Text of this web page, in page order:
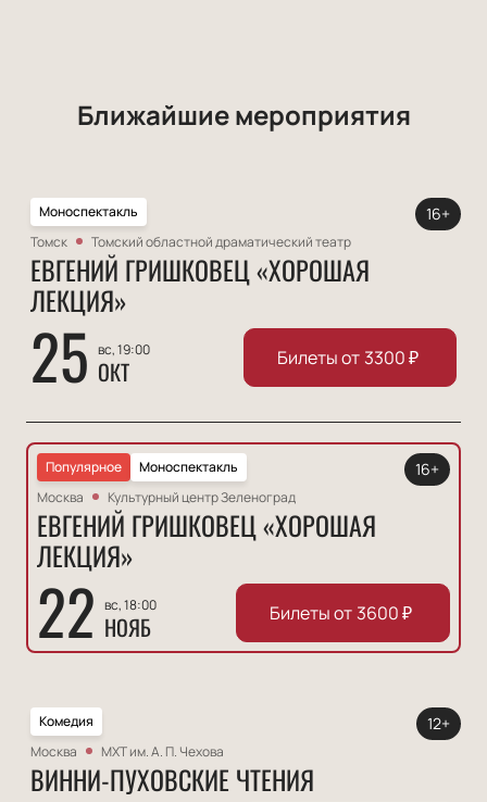
Ближайшие мероприятия
Моноспектакль
Томск
Томский областной драматический театр
ЕВГЕНИЙ ГРИШКОВЕЦ «ХОРОШАЯ
ЛЕКЦИЯ»
25 вс, 19:00
ОКТ
16+
Билеты от 3300₽
Моноспектакль
Популярное
Москва
Культурный центр Зеленоград
ЕВГЕНИЙ ГРИШКОВЕЦ «ХОРОШАЯ
ЛЕКЦИЯ»
22 вс, 18:00
НОЯБ
16+
Билеты от 3600₽
Комедия
Москва
МХТ им. А. П. Чехова
ВИННИ-ПУХОВСКИЕ ЧТЕНИЯ
12+